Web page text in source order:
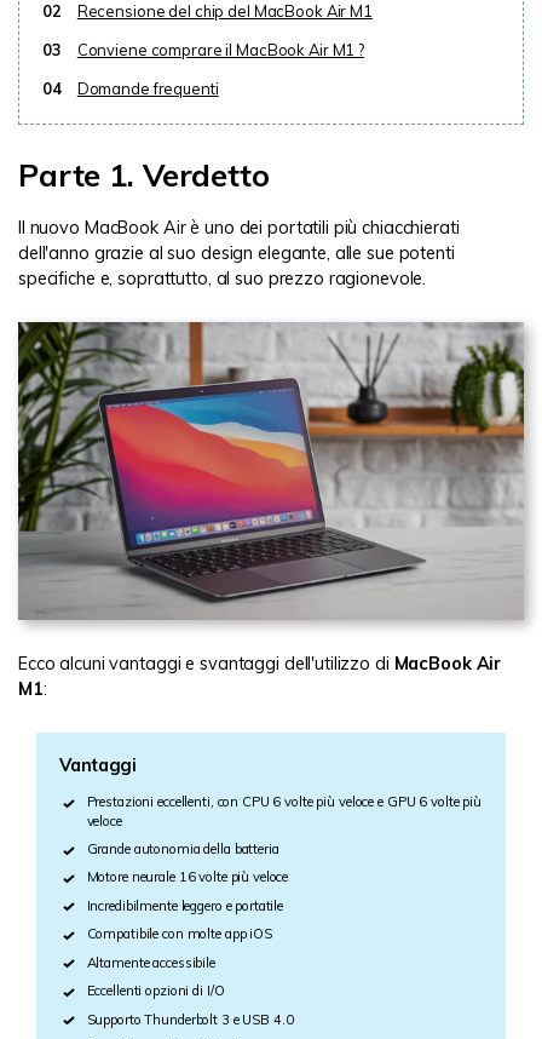
02
Recensione del chip del MacBook Air M1
03
Conviene comprare il MacBook Air M1 ?
04
Domande frequenti
Parte 1. Verdetto
Il nuovo MacBook Air è uno dei portatili più chiacchierati
dell'anno grazie al suo design elegante, alle sue potenti
specifiche e, soprattutto, al suo prezzo ragionevole.
Ecco alcuni vantaggi e svantaggi dell'utilizzo di MacBook Air
M1:
Vantaggi
Prestazioni eccellenti, con CPU 6 volte più veloce e GPU 6 volte più
veloce
Grande autonomia della batteria
Motore neurale 16 volte più veloce
Incredibilmente leggero e portatile
Compatibile con molte app iOS
Altamente accessibile
Eccellenti opzioni di I/O
Supporto Thunderbolt 3 e USB 4.0